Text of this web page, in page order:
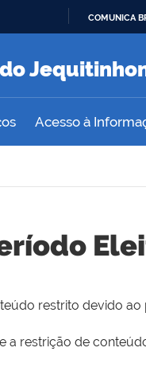
O
COMUNICA
Acesso à
restrito devido ao
a restrição de